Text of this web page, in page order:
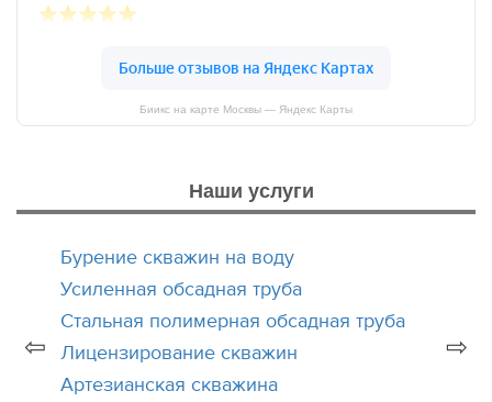
Биикс на карте Москвы — Яндекс Карты
Наши услуги
⇦
Бурение скважин на воду
Усиленная обсадная труба
Стальная полимерная обсадная труба
Лицензирование скважин
Артезианская скважина
⇨